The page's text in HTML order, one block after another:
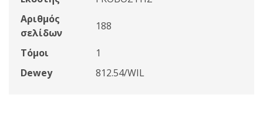
Αριθμός
σελίδων
188
Τόμοι
1
Dewey
812.54/WIL